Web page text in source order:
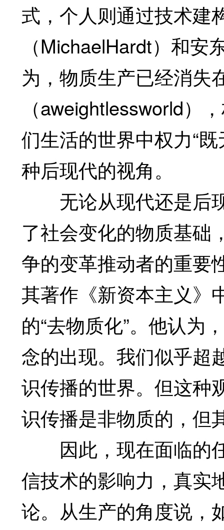
式，个人则通过技术建
（MichaelHardt）和安
为，物质生产已经消失
（aweightlessworld）
们生活的世界中权力“
种后现代的视角。
无论从现代还是后
了社会变化的物质基础
争的变革推动者的重要
其著作《新资本主义》
的“去物质化”。他认为
念的出现。我们似乎超
识传播的世界。但这种
识传播是非物质的，但
因此，现在面临的
信技术的影响力，真实
论。从生产的角度说，